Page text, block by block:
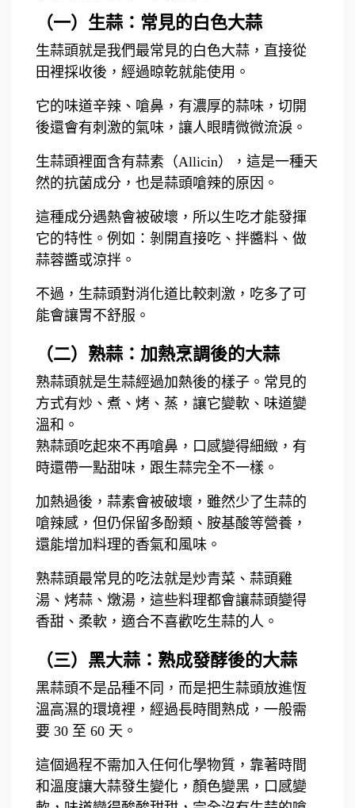
（一）生蒜：常見的白色大蒜
生蒜頭就是我們最常見的白色大蒜，直接從
田裡採收後，經過晾乾就能使用。
它的味道辛辣、嗆鼻，有濃厚的蒜味，切開
後還會有刺激的氣味，讓人眼睛微微流淚。
生蒜頭裡面含有蒜素（Allicin），這是一種天
然的抗菌成分，也是蒜頭嗆辣的原因。
這種成分遇熱會被破壞，所以生吃才能發揮
它的特性。例如：剝開直接吃、拌醬料、做
蒜蓉醬或涼拌。
不過，生蒜頭對消化道比較刺激，吃多了可
能會讓胃不舒服。
（二）熟蒜：加熱烹調後的大蒜
熟蒜頭就是生蒜經過加熱後的樣子。常見的
方式有炒、煮、烤、蒸，讓它變軟、味道變
溫和。
熟蒜頭吃起來不再嗆鼻，口感變得細緻，有
時還帶一點甜味，跟生蒜完全不一樣。
加熱過後，蒜素會被破壞，雖然少了生蒜的
嗆辣感，但仍保留多酚類、胺基酸等營養，
還能增加料理的香氣和風味。
熟蒜頭最常見的吃法就是炒青菜、蒜頭雞
湯、烤蒜、燉湯，這些料理都會讓蒜頭變得
香甜、柔軟，適合不喜歡吃生蒜的人。
（三）黑大蒜：熟成發酵後的大蒜
黑蒜頭不是品種不同，而是把生蒜頭放進恆
溫高濕的環境裡，經過長時間熟成，一般需
要 30 至 60 天。
這個過程不需加入任何化學物質，靠著時間
和溫度讓大蒜發生變化，顏色變黑，口感變